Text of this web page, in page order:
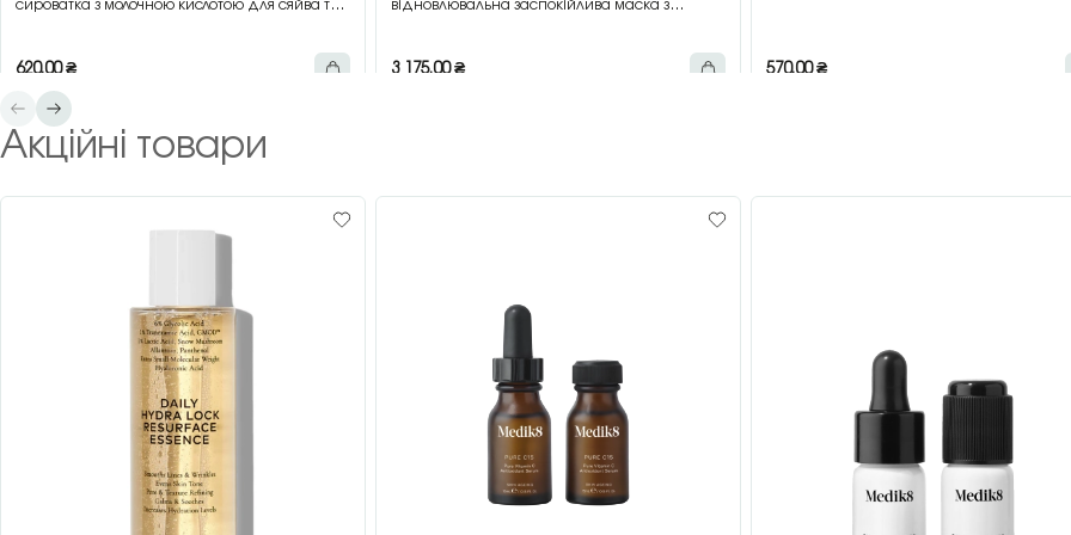
сироватка з молочною кислотою для сяйва та
620,00₴
відновлювальна заспокійлива маска з
3 175,00₴ 570,00₴
Акційні товари